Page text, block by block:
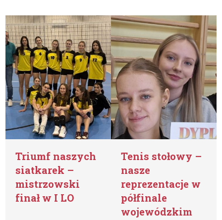
Triumf naszych
siatkarek –
mistrzowski
finał w I LO
Tenis stołowy –
nasze
reprezentacje w
półfinale
wojewódzkim